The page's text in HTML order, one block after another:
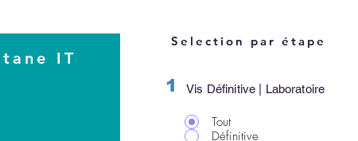
IT
Selection par étape
1 Vis Définitive | Laboratoire
Tout
Définitive